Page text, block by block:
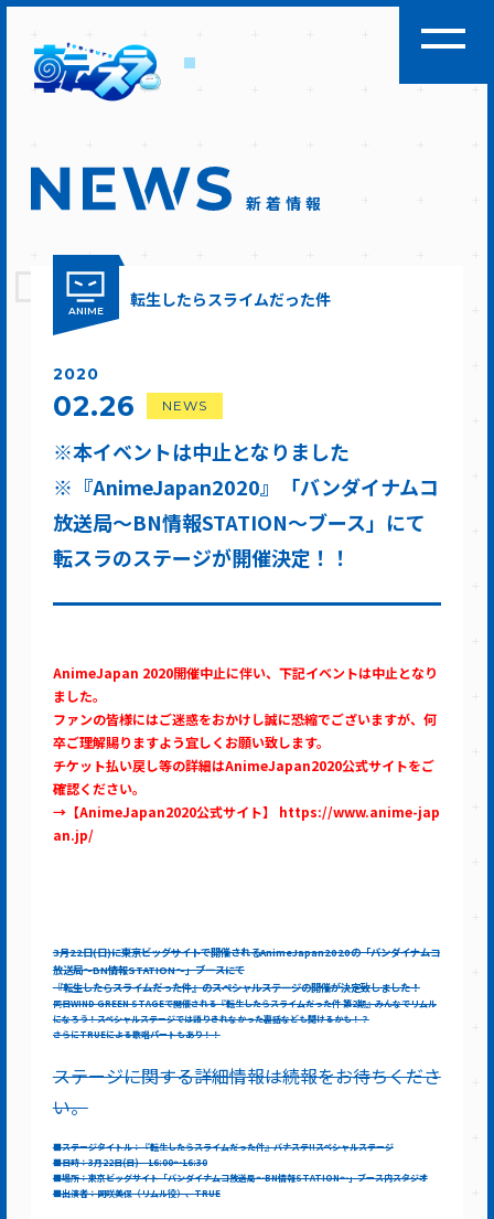
新着情報
ANIME
転生したらスライムだった件
※本イベントは中止となりました
※『AnimeJapan2020』「バンダイナムコ
放送局～BN情報STATION～ブース」にて
転スラのステージが開催決定！！
NEWS
2020
02.26
AnimeJapan 2020開催中止に伴い、下記イベントは中止となり
ました。
ファンの皆様にはご迷惑をおかけし誠に恐縮でございますが、何
卒ご理解賜りますよう宜しくお願い致します。
チケット払い戻し等の詳細はAnimeJapan2020公式サイトをご
確認ください。
→【AnimeJapan2020公式サイト】 https://www.anime-jap
an.jp/
3月22日(日)に東京ビッグサイトで開催されるAnimeJapan2020の「バンダイナムコ
放送局～BN情報STATION～」ブースにて
『転生したらスライムだった件』のスぺシャルステージの開催が決定致しました！
同日WIND GREEN STAGEで開催される『転生したらスライムだった件 第2期』みんなでリムル
になろう！スペシャルステージでは語りきれなかった裏話なども聞けるかも！？
さらにTRUEによる歌唱パートもあり！！
ステージに関する詳細情報は続報をお待ちくださ
い。
■ステージタイトル：『転生したらスライムだった件』バナステ!!スペシャルステージ
■日時：3月22日(日) 16:00～16:30
■場所：東京ビッグサイト「バンダイナムコ放送局～BN情報STATION～」ブース内スタジオ
■出演者：岡咲美保（リムル役）、TRUE